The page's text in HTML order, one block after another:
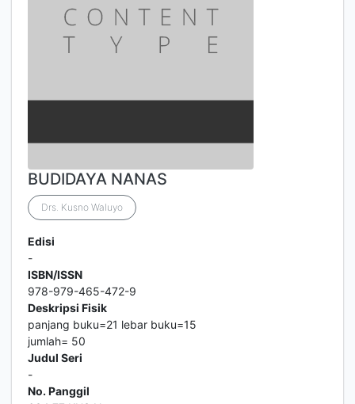
BUDIDAYA NANAS
Drs. Kusno Waluyo
Edisi
-
ISBN/ISSN
978-979-465-472-9
Deskripsi Fisik
panjang buku=21 lebar buku=15
jumlah= 50
Judul Seri
-
No. Panggil